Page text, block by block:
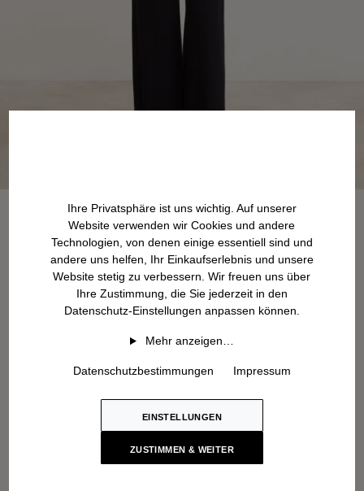
Ihre Privatsphäre ist uns wichtig. Auf unserer
Website verwenden wir Cookies und andere
Technologien, von denen einige essentiell sind und
andere uns helfen, Ihr Einkaufserlebnis und unsere
Website stetig zu verbessern. Wir freuen uns über
Ihre Zustimmung, die Sie jederzeit in den
Datenschutz-Einstellungen anpassen können.
Mehr anzeigen…
Datenschutzbestimmungen Impressum
EINSTELLUNGEN
ZUSTIMMEN & WEITER